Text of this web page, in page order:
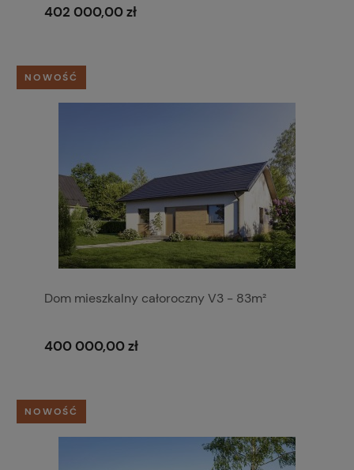
402 000,00 zł
Dom mieszkalny całoroczny V3 - 83m²
400 000,00 zł
NOWOŚĆ
NOWOŚĆ